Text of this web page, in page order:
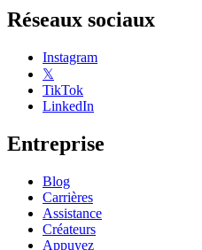
Réseaux sociaux
Instagram
𝕏
TikTok
LinkedIn
Entreprise
Blog
Carrières
Assistance
Créateurs
Appuyez